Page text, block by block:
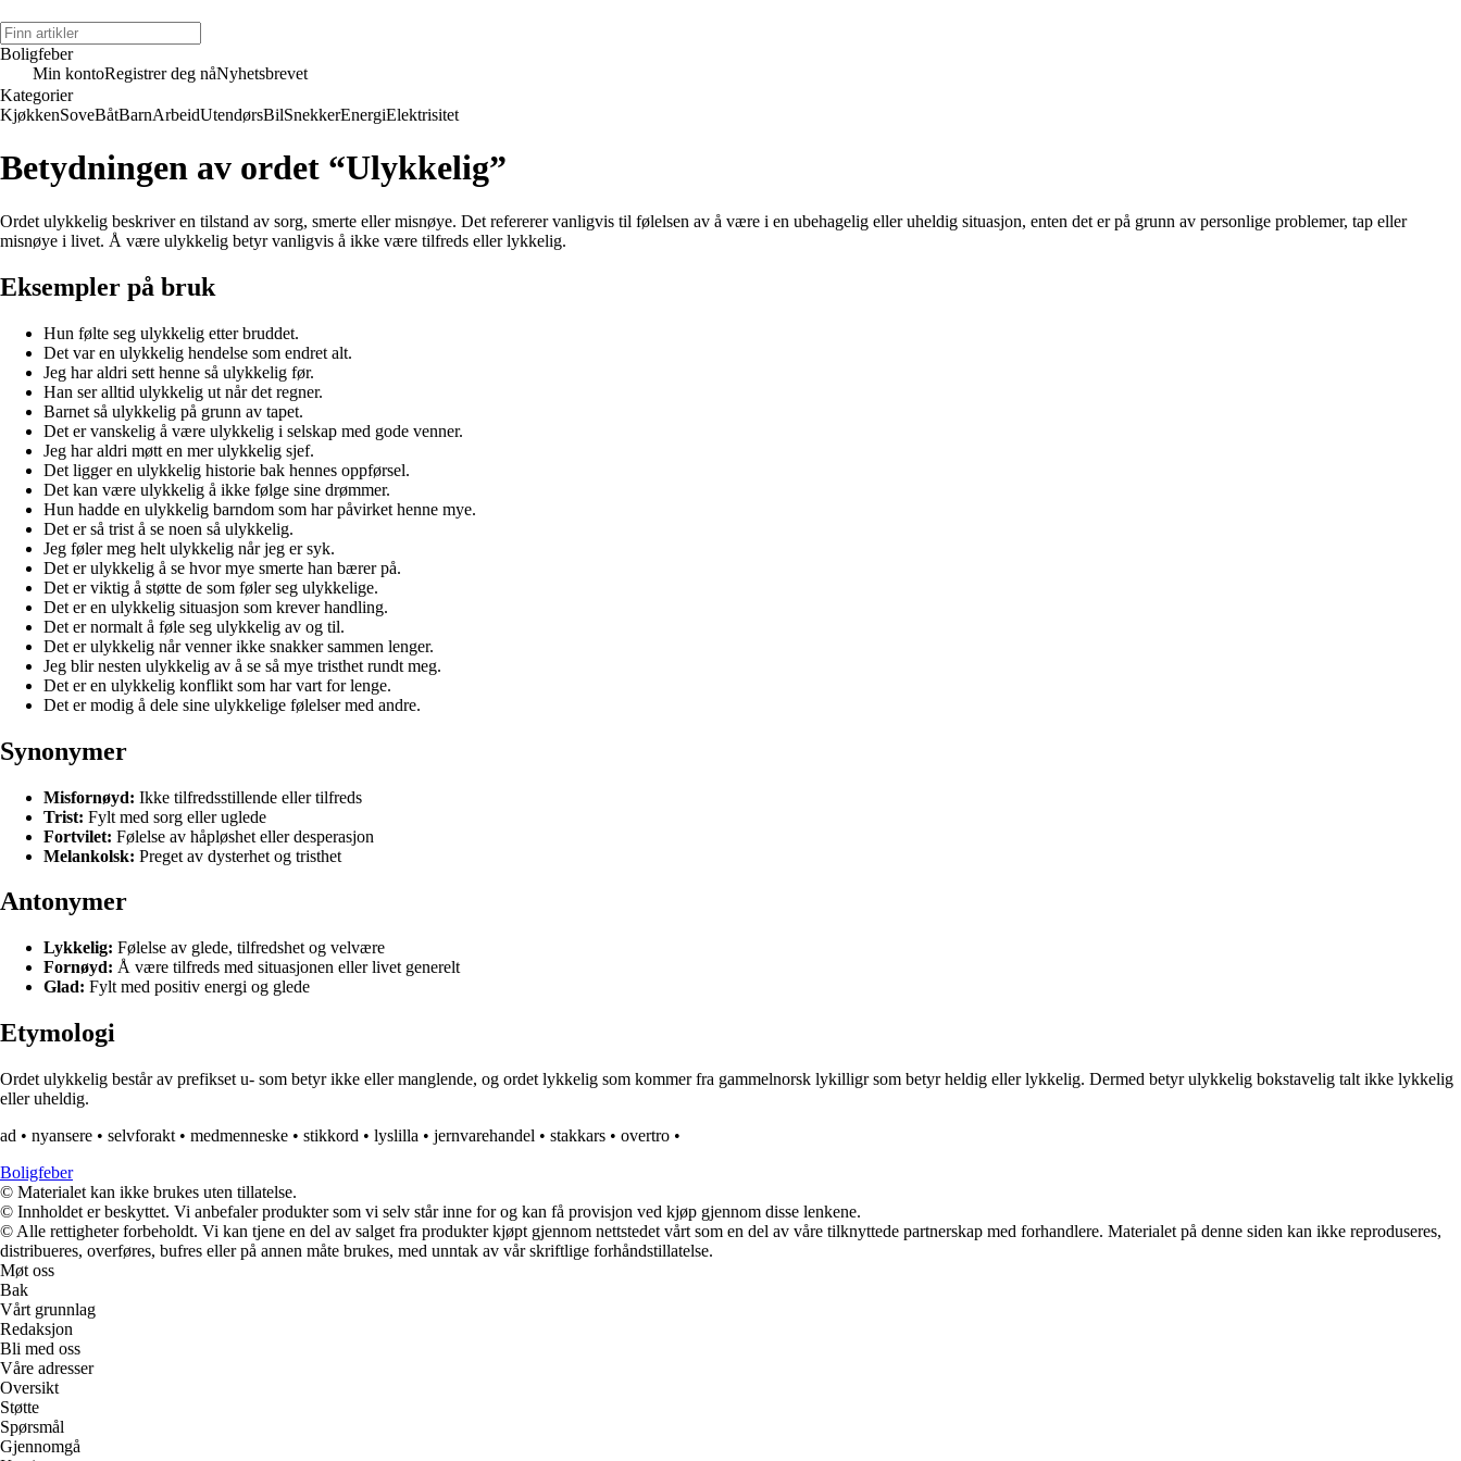
Boligfeber
Min kontoRegistrer deg nåNyhetsbrevet
Kategorier
KjøkkenSoveBåtBarnArbeidUtendørsBilSnekkerEnergiElektrisitet
Betydningen av ordet “Ulykkelig”
Ordet ulykkelig beskriver en tilstand av sorg, smerte eller misnøye. Det refererer vanligvis til følelsen av å være i en ubehagelig eller uheldig situasjon, enten det er på grunn av personlige problemer, tap eller
misnøye i livet. Å være ulykkelig betyr vanligvis å ikke være tilfreds eller lykkelig.
Eksempler på bruk
Hun følte seg ulykkelig etter bruddet.
Det var en ulykkelig hendelse som endret alt.
Jeg har aldri sett henne så ulykkelig før.
Han ser alltid ulykkelig ut når det regner.
Barnet så ulykkelig på grunn av tapet.
Det er vanskelig å være ulykkelig i selskap med gode venner.
Jeg har aldri møtt en mer ulykkelig sjef.
Det ligger en ulykkelig historie bak hennes oppførsel.
Det kan være ulykkelig å ikke følge sine drømmer.
Hun hadde en ulykkelig barndom som har påvirket henne mye.
Det er så trist å se noen så ulykkelig.
Jeg føler meg helt ulykkelig når jeg er syk.
Det er ulykkelig å se hvor mye smerte han bærer på.
Det er viktig å støtte de som føler seg ulykkelige.
Det er en ulykkelig situasjon som krever handling.
Det er normalt å føle seg ulykkelig av og til.
Det er ulykkelig når venner ikke snakker sammen lenger.
Jeg blir nesten ulykkelig av å se så mye tristhet rundt meg.
Det er en ulykkelig konflikt som har vart for lenge.
Det er modig å dele sine ulykkelige følelser med andre.
Synonymer
Misfornøyd: Ikke tilfredsstillende eller tilfreds
Trist: Fylt med sorg eller uglede
Fortvilet: Følelse av håpløshet eller desperasjon
Melankolsk: Preget av dysterhet og tristhet
Antonymer
Lykkelig: Følelse av glede, tilfredshet og velvære
Fornøyd: Å være tilfreds med situasjonen eller livet generelt
Glad: Fylt med positiv energi og glede
Etymologi
Ordet ulykkelig består av prefikset u- som betyr ikke eller manglende, og ordet lykkelig som kommer fra gammelnorsk lykilligr som betyr heldig eller lykkelig. Dermed betyr ulykkelig bokstavelig talt ikke lykkelig
eller uheldig.
ad • nyansere • selvforakt • medmenneske • stikkord • lyslilla • jernvarehandel • stakkars • overtro •
Boligfeber
© Materialet kan ikke brukes uten tillatelse.
© Innholdet er beskyttet. Vi anbefaler produkter som vi selv står inne for og kan få provisjon ved kjøp gjennom disse lenkene.
© Alle rettigheter forbeholdt. Vi kan tjene en del av salget fra produkter kjøpt gjennom nettstedet vårt som en del av våre tilknyttede partnerskap med forhandlere. Materialet på denne siden kan ikke reproduseres,
distribueres, overføres, bufres eller på annen måte brukes, med unntak av vår skriftlige forhåndstillatelse.
Møt oss
Bak
Vårt grunnlag
Redaksjon
Bli med oss
Våre adresser
Oversikt
Støtte
Spørsmål
Gjennomgå